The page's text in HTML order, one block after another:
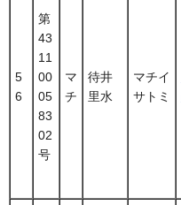
5
6
第
43
11
00
05
83
02
号
マ
チ
待井
里水
マチイ
サトミ